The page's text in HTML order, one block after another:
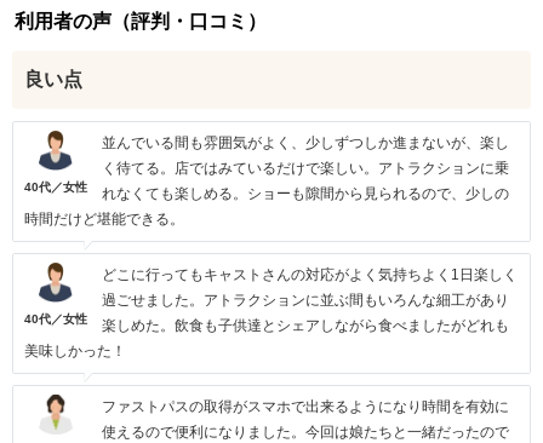
利用者の声（評判・口コミ）
良い点
40代／女性
並んでいる間も雰囲気がよく、少しずつしか進まないが、楽し
く待てる。店ではみているだけで楽しい。アトラクションに乗
れなくても楽しめる。ショーも隙間から見られるので、少しの
時間だけど堪能できる。
40代／女性
どこに行ってもキャストさんの対応がよく気持ちよく1日楽しく
過ごせました。アトラクションに並ぶ間もいろんな細工があり
楽しめた。飲食も子供達とシェアしながら食べましたがどれも
美味しかった！
ファストパスの取得がスマホで出来るようになり時間を有効に
使えるので便利になりました。今回は娘たちと一緒だったので